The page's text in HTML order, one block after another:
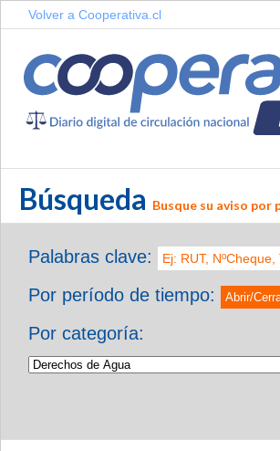
Volver a Cooperativa.cl
Búsqueda Busque su aviso por
Palabras clave:
Por período de tiempo:
Abrir/
Por categoría: